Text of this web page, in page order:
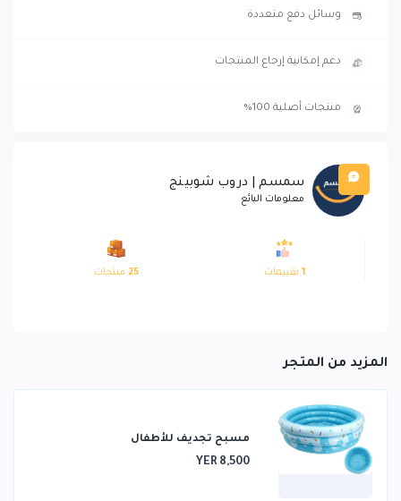
وسائل دفع متعددة
دعم إمكانية إرجاع المنتجات
منتجات أصلية 100%
سمسم | دروب شوبينج
معلومات البائع
1 تقييمات 25 منتجات
المزيد من المتجر
مسبح تجديف للأطفال
YER 8,500